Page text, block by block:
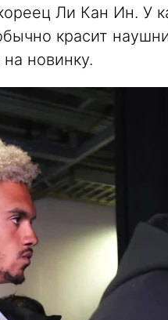
Ли Кан Ин. У
красит
новинку.